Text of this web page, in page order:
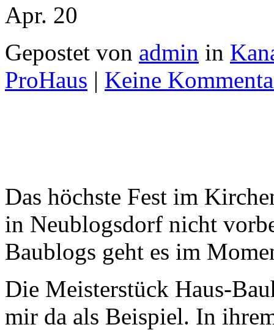
Apr. 20
Gepostet von admin in
ProHaus | Keine
Das höchste Fest im
in Neublogsdorf nicht
Baublogs geht es im
Die Meisterstück Haus-
mir da als Beispiel. In